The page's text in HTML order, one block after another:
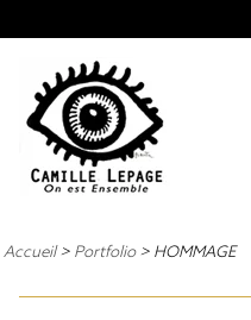
Accueil> Portfolio> HOMMAGE